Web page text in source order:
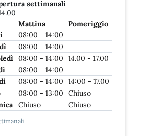
settimanali
Mattina
Pomeriggio
08:00 - 14:00
08:00 - 14:00
08:00 - 14:00
14.00 - 17.00
08:00 - 14:00
08:00 - 14:00
14:00 - 17.00
08:00 - 13:00
Chiuso
Chiuso Chiuso